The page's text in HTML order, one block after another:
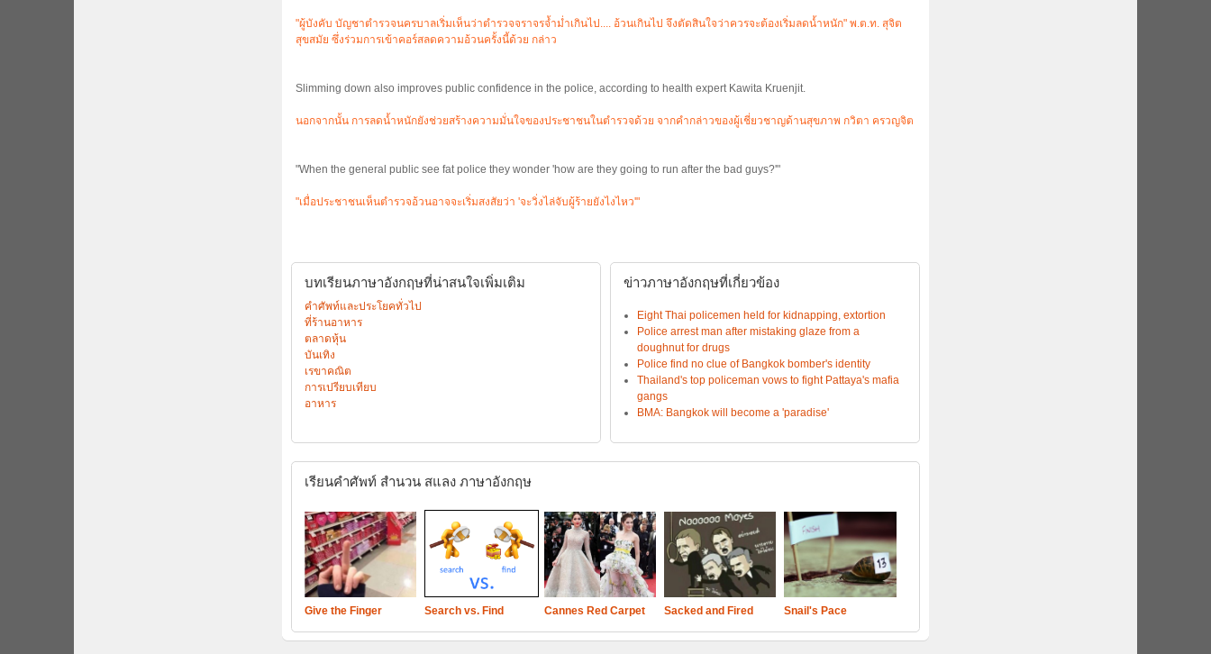
"ผู้บังคับ บัญชาตำรวจนครบาลเริ่มเห็นว่าตำรวจจราจรจ้ำม่ำเกินไป.... อ้วนเกินไป จึงตัดสินใจว่าควรจะต้องเริ่มลดน้ำหนัก" พ.ต.ท. สุจิต
สุขสมัย ซึ่งร่วมการเข้าคอร์สลดความอ้วนครั้งนี้ด้วย กล่าว
Slimming down also improves public confidence in the police, according to health expert Kawita Kruenjit.
นอกจากนั้น การลดน้ำหนักยังช่วยสร้างความมั่นใจของประชาชนในตำรวจด้วย จากคำกล่าวของผู้เชี่ยวชาญด้านสุขภาพ กวิตา ครวญจิต
"When the general public see fat police they wonder 'how are they going to run after the bad guys?'"
"เมื่อประชาชนเห็นตำรวจอ้วนอาจจะเริ่มสงสัยว่า 'จะวิ่งไล่จับผู้ร้ายยังไงไหว'"
บทเรียนภาษาอังกฤษที่น่าสนใจเพิ่มเติม
คำศัพท์และประโยคทั่วไป
ที่ร้านอาหาร
ตลาดหุ้น
บันเทิง
เรขาคณิต
การเปรียบเทียบ
อาหาร
ข่าวภาษาอังกฤษที่เกี่ยวข้อง
Eight Thai policemen held for kidnapping, extortion
Police arrest man after mistaking glaze from a
doughnut for drugs
Police find no clue of Bangkok bomber's identity
Thailand's top policeman vows to fight Pattaya's mafia
gangs
BMA: Bangkok will become a 'paradise'
เรียนคำศัพท์ สำนวน สแลง ภาษาอังกฤษ
Give the Finger Search vs. Find Cannes Red Carpet Sacked and Fired Snail's Pace